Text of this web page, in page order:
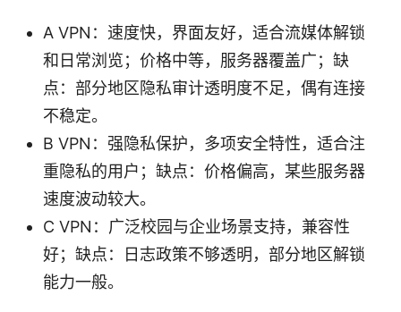
A VPN：速度快，界面友好，适合流媒体解锁
和日常浏览；价格中等，服务器覆盖广；缺
点：部分地区隐私审计透明度不足，偶有连接
不稳定。
B VPN：强隐私保护，多项安全特性，适合注
重隐私的用户；缺点：价格偏高，某些服务器
速度波动较大。
C VPN：广泛校园与企业场景支持，兼容性
好；缺点：日志政策不够透明，部分地区解锁
能力一般。